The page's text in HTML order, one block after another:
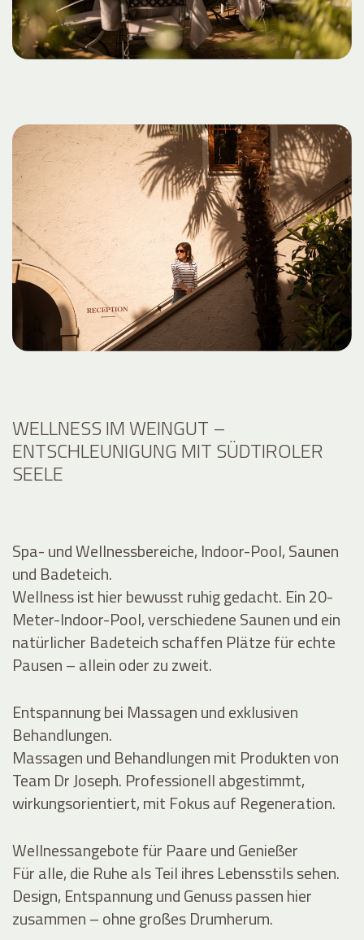
WELLNESS IM WEINGUT –
ENTSCHLEUNIGUNG MIT SÜDTIROLER
SEELE
Spa- und Wellnessbereiche, Indoor-Pool, Saunen
und Badeteich.
Wellness ist hier bewusst ruhig gedacht. Ein 20-
Meter-Indoor-Pool, verschiedene Saunen und ein
natürlicher Badeteich schaffen Plätze für echte
Pausen – allein oder zu zweit.
Entspannung bei Massagen und exklusiven
Behandlungen.
Massagen und Behandlungen mit Produkten von
Team Dr Joseph. Professionell abgestimmt,
wirkungsorientiert, mit Fokus auf Regeneration.
Wellnessangebote für Paare und Genießer
Für alle, die Ruhe als Teil ihres Lebensstils sehen.
Design, Entspannung und Genuss passen hier
zusammen – ohne großes Drumherum.